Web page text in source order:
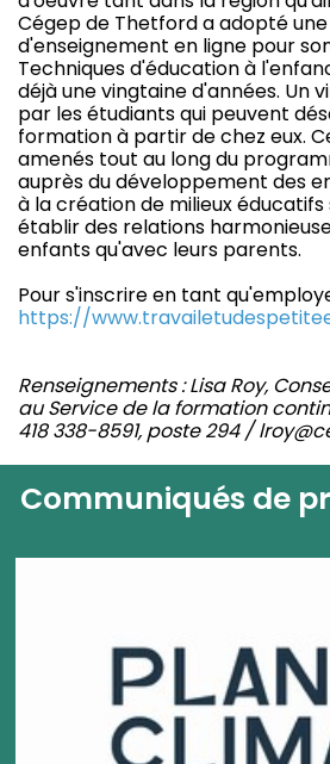
Cégep de Thetford a adopté
d'enseignement en ligne pour
Techniques d'éducation à
déjà une vingtaine d'années. Un
par les étudiants qui peuvent
formation à partir de chez eux.
amenés tout au long du
auprès du développement des
à la création de milieux
établir des relations
enfants qu'avec leurs parents.
Pour s'inscrire en tant
https://
Renseignements : Lisa Roy,
au Service de la formation
418 338-8591, poste 294 /
Communiqués de